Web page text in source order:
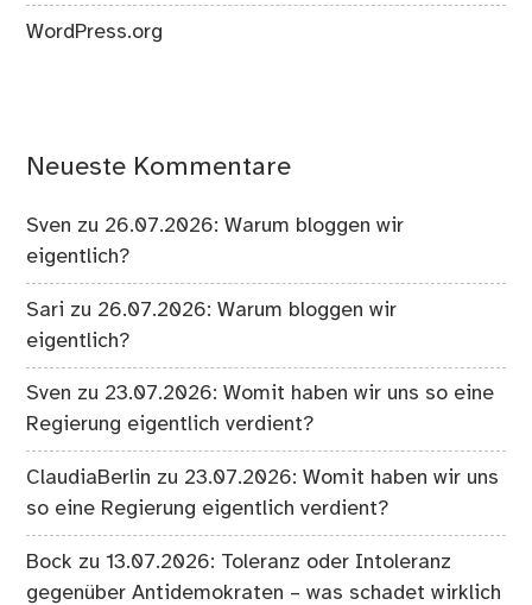
WordPress.org
Neueste Kommentare
Sven zu 26.07.2026: Warum bloggen wir
eigentlich?
Sari zu 26.07.2026: Warum bloggen wir
eigentlich?
Sven zu 23.07.2026: Womit haben wir uns so eine
Regierung eigentlich verdient?
ClaudiaBerlin zu 23.07.2026: Womit haben wir uns
so eine Regierung eigentlich verdient?
Bock zu13.07.2026: Toleranz oder Intoleranz
gegenüber Antidemokraten – was schadet wirklich